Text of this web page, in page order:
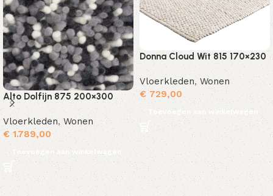
Alto Dolfijn 875 200×300
Vloerkleden,Wonen
€1.789,00
Toevoegen aan winkelwagen
Donna Cloud Wit 815 170×230
Vloerkleden,Wonen
€729,00
Toevoegen aan winkelwagen